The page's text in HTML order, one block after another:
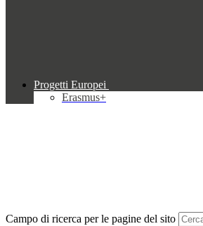
Progetti Europei
Erasmus+
Campo di ricerca per le pagine del sito